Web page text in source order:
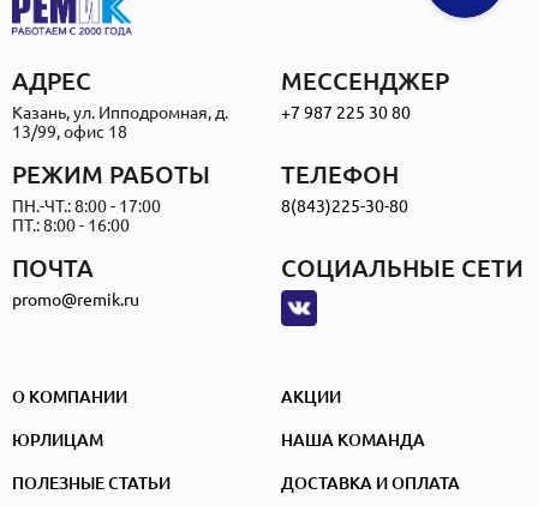
АДРЕС
Казань, ул. Ипподромная, д.
13/99, офис 18
МЕССЕНДЖЕР
+7 987 225 30 80
ПОЧТА
promo@remik.ru
РЕЖИМ РАБОТЫ
ПН.-ЧТ.: 8:00 - 17:00
ПТ.: 8:00 - 16:00
ТЕЛЕФОН
8(843)225-30-80
СОЦИАЛЬНЫЕ СЕТИ
О КОМПАНИИ АКЦИИ
ЮРЛИЦАМ НАША КОМАНДА
ПОЛЕЗНЫЕ СТАТЬИ ДОСТАВКА И ОПЛАТА